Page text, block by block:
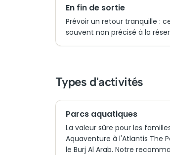
En fin de sortie
Prévoir un retour tranquille :
souvent non précisé à la
Types d'activités
Parcs aquatiques
La valeur sûre pour les
Aquaventure à l'Atlantis The
le Burj Al Arab. Notre